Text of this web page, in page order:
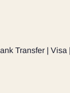
Transfer | Visa